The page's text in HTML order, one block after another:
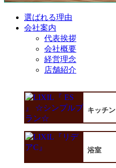
選ばれる理由
会社案内
代表挨拶
会社概要
経営理念
店舗紹介
キッチン
浴室